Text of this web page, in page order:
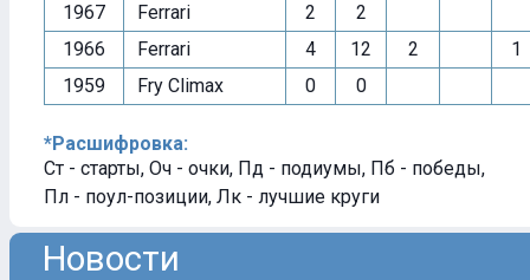
1967
Ferrari 2
2
1966
Ferrari 4 12 2
1
1959
Fry Climax 0 0
*Расшифровка:
Ст - старты, Оч - очки, Пд - подиумы, Пб - победы,
Пл - поул-позиции, Лк - лучшие круги
Новости